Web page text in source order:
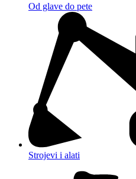
Od glave do pete
Strojevi i alati